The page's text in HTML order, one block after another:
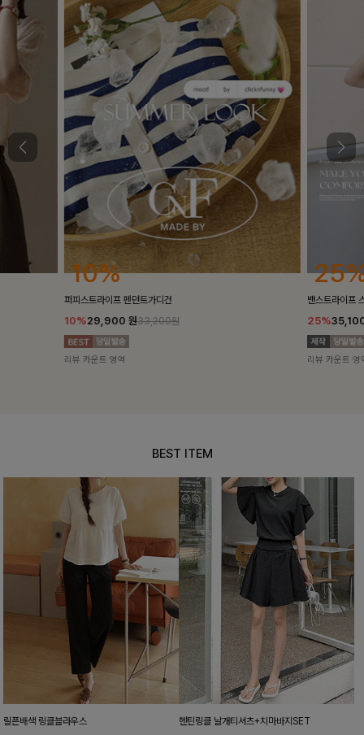
25%
밴스트라이프 스트링원피스
25%35,100 원46,800원
리뷰 카운트 영역
10%
[5천장돌파/
10%
리뷰 카운트 영
BEST ITEM
릴픈배색 링클블라우스 헨틴링클 날개티셔츠+치마바지SET